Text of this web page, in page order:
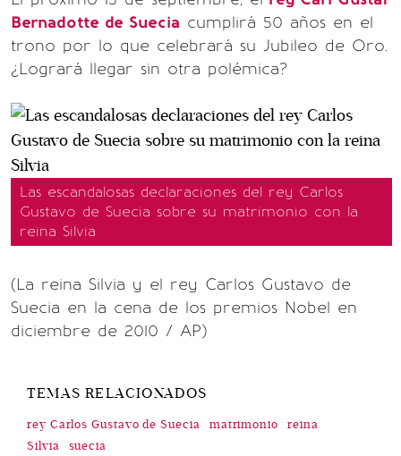
Bernadotte de Suecia cumplirá 50 años en el
trono por lo que celebrará su Jubileo de Oro.
¿Logrará llegar sin otra polémica?
Las escandalosas declaraciones del rey Carlos
Gustavo de Suecia sobre su matrimonio con la
reina Silvia
(La reina Silvia y el rey Carlos Gustavo de
Suecia en la cena de los premios Nobel en
diciembre de 2010 / AP)
TEMAS RELACIONADOS
rey Carlos Gustavo de Suecia matrimonio
reina
Silvia
suecia